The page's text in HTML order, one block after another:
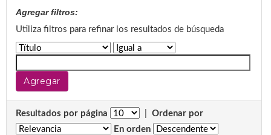
Agregar filtros:
Utiliza filtros para refinar los resultados de búsqueda
Resultados por página
Ordenar por
En orden